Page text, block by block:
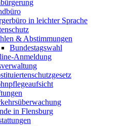
in leichter Sprache
& Abstimmungen
Bundestagswahl
Anmeldung
in Flensburg